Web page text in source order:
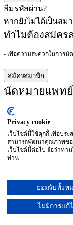
ลืมรหัสผ่าน?
หากยังไม่ได้เป็นสม
ทำไมต้องสมัคร
- เพื่อความสะดวกในการนั
สมัครสมาชิก
นัดหมายแพทย์
ผู้ชำนาญการ
ประจำ :
อาทิตย์
จันทร์
(27/09)
อั
Privacy cookie
เว็บไซต์นี้ใช้คุกกี้ เพื่อปร
สามารถพัฒนาคุณภาพขอ
เว็บไซต์นี้ต่อไป ถือว่าท่า
ท่าน
ยอมรับทั้งห
ไม่มีการแก้